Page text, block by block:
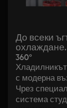
До всеки
360°
с модерна
Чрез
система